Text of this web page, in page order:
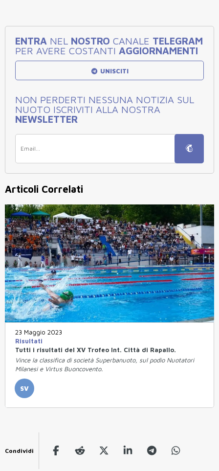
ENTRA NEL NOSTRO CANALE TELEGRAM
PER AVERE COSTANTI AGGIORNAMENTI
UNISCITI
NON PERDERTI NESSUNA NOTIZIA SUL
NUOTO ISCRIVITI ALLA NOSTRA
NEWSLETTER
Articoli Correlati
23 Maggio 2023
Risultati
Tutti i risultati del XV Trofeo Int. Città di Rapallo.
Vince la classifica di società Superbanuoto, sul podio Nuotatori
Milanesi e Virtus Buoncovento.
SV
Condividi